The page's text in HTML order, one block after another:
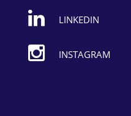
LINKEDIN
INSTAGRAM